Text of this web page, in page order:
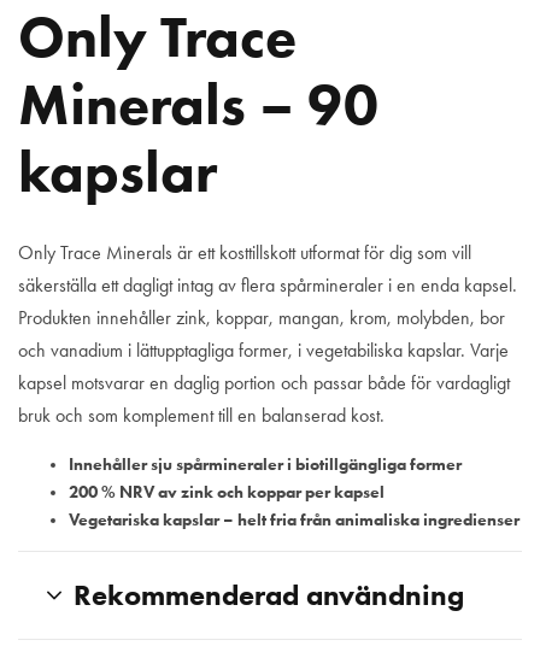
Only Trace
Minerals – 90
kapslar
Only Trace Minerals är ett kosttillskott utformat för dig som vill
säkerställa ett dagligt intag av flera spårmineraler i en enda kapsel.
Produkten innehåller zink, koppar, mangan, krom, molybden, bor
och vanadium i lättupptagliga former, i vegetabiliska kapslar. Varje
kapsel motsvarar en daglig portion och passar både för vardagligt
bruk och som komplement till en balanserad kost.
Innehåller sju spårmineraler i biotillgängliga former
200 % NRV av zink och koppar per kapsel
Vegetariska kapslar – helt fria från animaliska ingredienser
Rekommenderad användning